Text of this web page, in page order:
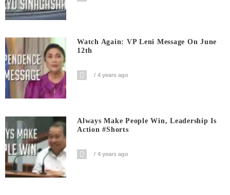
Watch Again: VP Leni Message On June
12th
4 years ago
Always Make People Win, Leadership Is
Action #shorts
4 years ago